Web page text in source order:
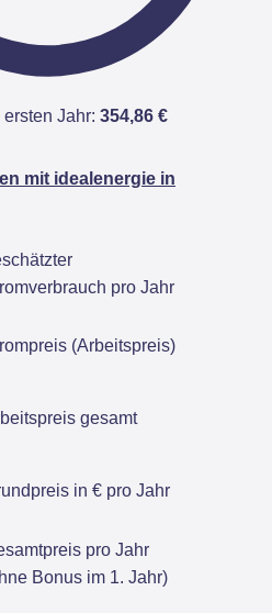
Jahr: 354,86 €
mit idealenergie in
pro Jahr
(Arbeitspreis)
gesamt
in € pro Jahr
pro Jahr
Bonus im 1. Jahr)